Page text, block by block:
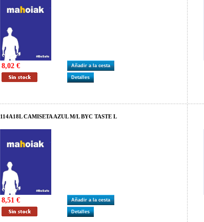
8,02 € Añadir a la cesta
Detalles
114A18L CAMISETA AZUL M/L BYC TASTE L
8,51 € Añadir a la cesta
Detalles